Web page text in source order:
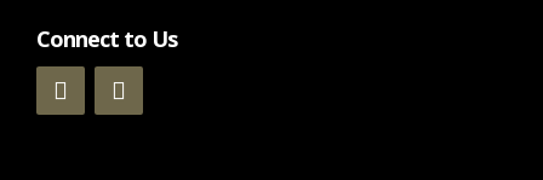
Connect to Us